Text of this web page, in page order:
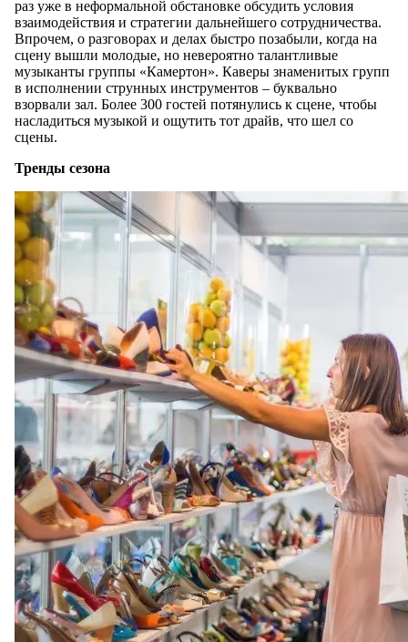
раз уже в неформальной обстановке обсудить условия
взаимодействия и стратегии дальнейшего сотрудничества.
Впрочем, о разговорах и делах быстро позабыли, когда на
сцену вышли молодые, но невероятно талантливые
музыканты группы «Камертон». Каверы знаменитых групп
в исполнении струнных инструментов – буквально
взорвали зал. Более 300 гостей потянулись к сцене, чтобы
насладиться музыкой и ощутить тот драйв, что шел со
сцены.
Тренды сезона